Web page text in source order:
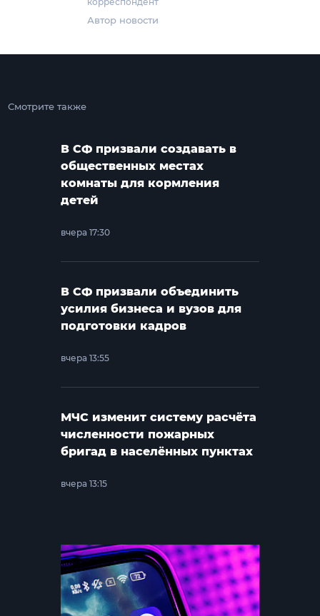
Автор новости
Смотрите также
В СФ призвали создавать в
общественных местах
комнаты для кормления
детей
вчера 17:30
В СФ призвали объединить
усилия бизнеса и вузов для
подготовки кадров
вчера 13:55
МЧС изменит систему расчёта
численности пожарных
бригад в населённых пунктах
вчера 13:15